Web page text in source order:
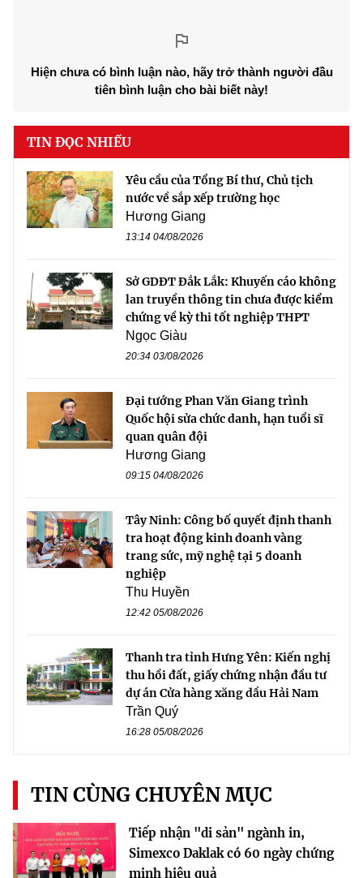
Hiện chưa có bình luận nào, hãy trở thành người đầu
tiên bình luận cho bài biết này!
TIN ĐỌC NHIỀU
Yêu cầu của Tổng Bí thư, Chủ tịch
nước về sắp xếp trường học
Hương Giang
13:14 04/08/2026
Sở GDĐT Đắk Lắk: Khuyến cáo không
lan truyền thông tin chưa được kiểm
chứng về kỳ thi tốt nghiệp THPT
Ngọc Giàu
20:34 03/08/2026
Đại tướng Phan Văn Giang trình
Quốc hội sửa chức danh, hạn tuổi sĩ
quan quân đội
Hương Giang
09:15 04/08/2026
Tây Ninh: Công bố quyết định thanh
tra hoạt động kinh doanh vàng
trang sức, mỹ nghệ tại 5 doanh
nghiệp
Thu Huyền
12:42 05/08/2026
Thanh tra tỉnh Hưng Yên: Kiến nghị
thu hồi đất, giấy chứng nhận đầu tư
dự án Cửa hàng xăng dầu Hải Nam
Trần Quý
16:28 05/08/2026
TIN CÙNG CHUYÊN MỤC
Tiếp nhận "di sản" ngành in,
Simexco Daklak có 60 ngày chứng
minh hiệu quả